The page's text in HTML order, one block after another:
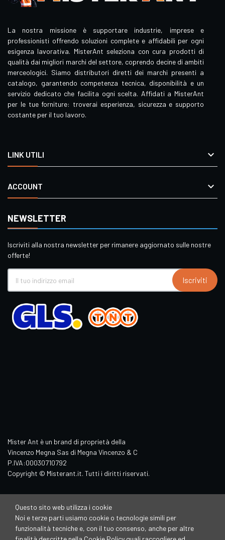
La nostra missione è supportare industrie, imprese e
professionisti offrendo soluzioni complete e affidabili per ogni
esigenza lavorativa. MisterAnt seleziona con cura prodotti di
qualità dai migliori marchi del settore, coprendo decine di ambiti
merceologici. Siamo distributori diretti dei marchi presenti a
catalogo, garantendo competenza tecnica, disponibilità e un
servizio dedicato che facilita ogni scelta. Affidati a MisterAnt
per le tue forniture: troverai esperienza, sicurezza e supporto
costante per il tuo lavoro.
LINK UTILI 
ACCOUNT 
NEWSLETTER
Iscriviti alla nostra newsletter per rimanere aggiornato sulle nostre
offerte!
Iscriviti
Mister Ant è un brand di proprietà della
Vincenzo Megna Sas di Megna Vincenzo & C
P.IVA:00030710792
Copyright © Misterant.it. Tutti i diritti riservati.
Questo sito web utilizza i cookie
Noi e terze parti usiamo cookie o tecnologie simili per
funzionalità tecniche e, con il tuo consenso, anche per altre